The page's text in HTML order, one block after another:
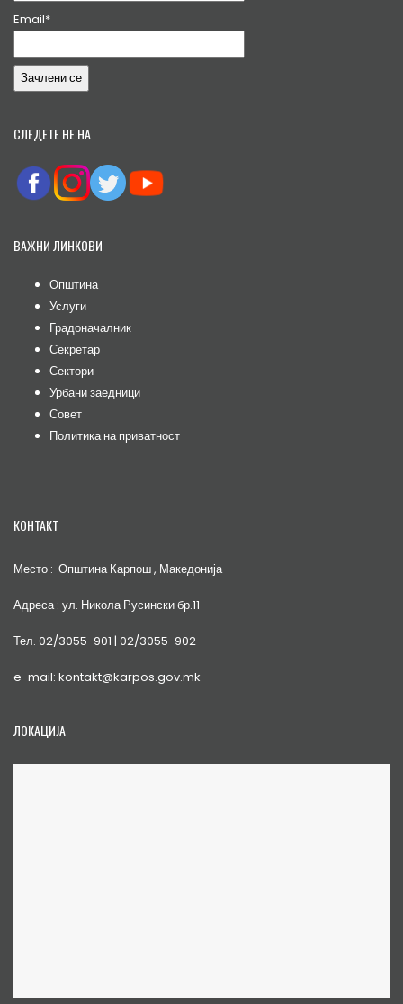
Email*
СЛЕДЕТЕ НЕ НА
ВАЖНИ ЛИНКОВИ
Општина
Услуги
Градоначалник
Секретар
Сектори
Урбани заедници
Совет
Политика на приватност
КОНТАКТ
Место : Општина Карпош , Македонија
Адреса : ул. Никола Русински бр.11
Тел. 02/3055-901 | 02/3055-902
e-mail: kontakt@karpos.gov.mk
ЛОКАЦИЈА